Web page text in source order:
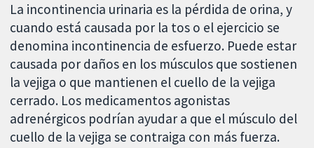
La incontinencia urinaria es la pérdida de orina, y
cuando está causada por la tos o el ejercicio se
denomina incontinencia de esfuerzo. Puede estar
causada por daños en los músculos que sostienen
la vejiga o que mantienen el cuello de la vejiga
cerrado. Los medicamentos agonistas
adrenérgicos podrían ayudar a que el músculo del
cuello de la vejiga se contraiga con más fuerza.